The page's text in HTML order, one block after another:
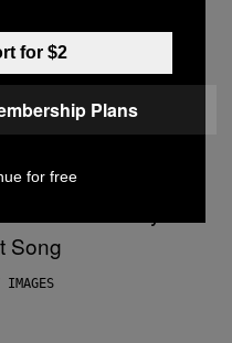
‘Millennial
The Gen
IMAGES
for $2
Plans
for free